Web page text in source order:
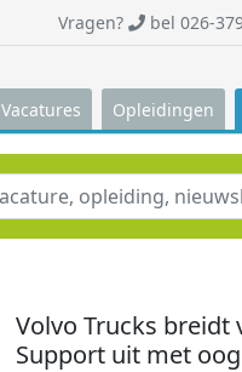
Vragen? bel 026-
Vacatures Opleidingen
Volvo Trucks
Support uit met